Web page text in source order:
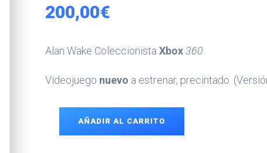
200,00€
Alan Wake Coleccionista Xbox360
Videojuego nuevo a estrenar, precintado.
AÑADIR AL CARRITO